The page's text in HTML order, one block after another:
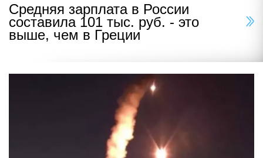
Средняя зарплата в России
составила 101 тыс. руб. - это
выше, чем в Греции